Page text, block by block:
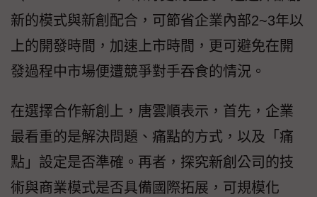
新的模式與新創配合，可節省企業內部2~3年以
上的開發時間，加速上市時間，更可避免在開
發過程中市場便遭競爭對手吞食的情況。
在選擇合作新創上，唐雲順表示，首先，企業
最看重的是解決問題、痛點的方式，以及「痛
點」設定是否準確。再者，探究新創公司的技
術與商業模式是否具備國際拓展，可規模化